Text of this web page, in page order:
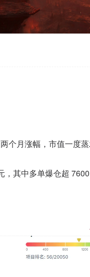
月涨幅，市值一度蒸
，其中多单爆仓超 7600